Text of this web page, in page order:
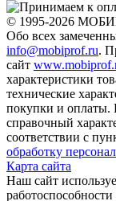
© 1995-2026
Обо всех
info@mobiprof.ru.
сайт
характеристики
технические
покупки и оплаты.
справочный
соответствии с
обработку
Карта сайта
Наш сайт